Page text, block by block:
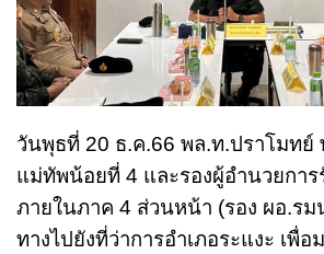
วันพุธที่ 20 ธ.ค.66 พล.ท.ปราโมทย์
แม่ทัพน้อยที่ 4 และรองผู้อำนวยกา
ภายในภาค 4 ส่วนหน้า (รอง ผอ.ร
ทางไปยังที่ว่าการอำเภอระแงะ เพื่